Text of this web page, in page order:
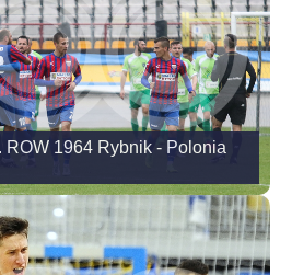
ROW 1964 Rybnik - Polonia